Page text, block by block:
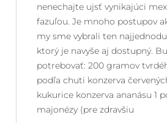
nenechajte ujsť vynikajúci
fazuľou. Je mnoho postupov
my sme vybrali ten
ktorý je navyše aj dostupný.
potrebovať: 200 gramov
podľa chuti konzerva
kukurice konzerva ananásu 1
majonézy (pre zdravšiu